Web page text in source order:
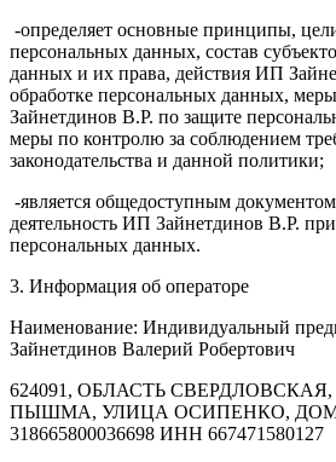
-определяет основные принципы,
персональных данных, состав
данных и их права, действия ИП
обработке персональных данных,
Зайнетдинов В.Р. по защите
меры по контролю за соблюдением
законодательства и данной политики;
-является общедоступным
деятельность ИП Зайнетдинов В.Р.
персональных данных.
3. Информация об операторе
Наименование: Индивидуальный
Зайнетдинов Валерий Робертович
624091, ОБЛАСТЬ
ПЫШМА, УЛИЦА ОСИПЕНКО, ДОМ
318665800036698 ИНН 667471580127